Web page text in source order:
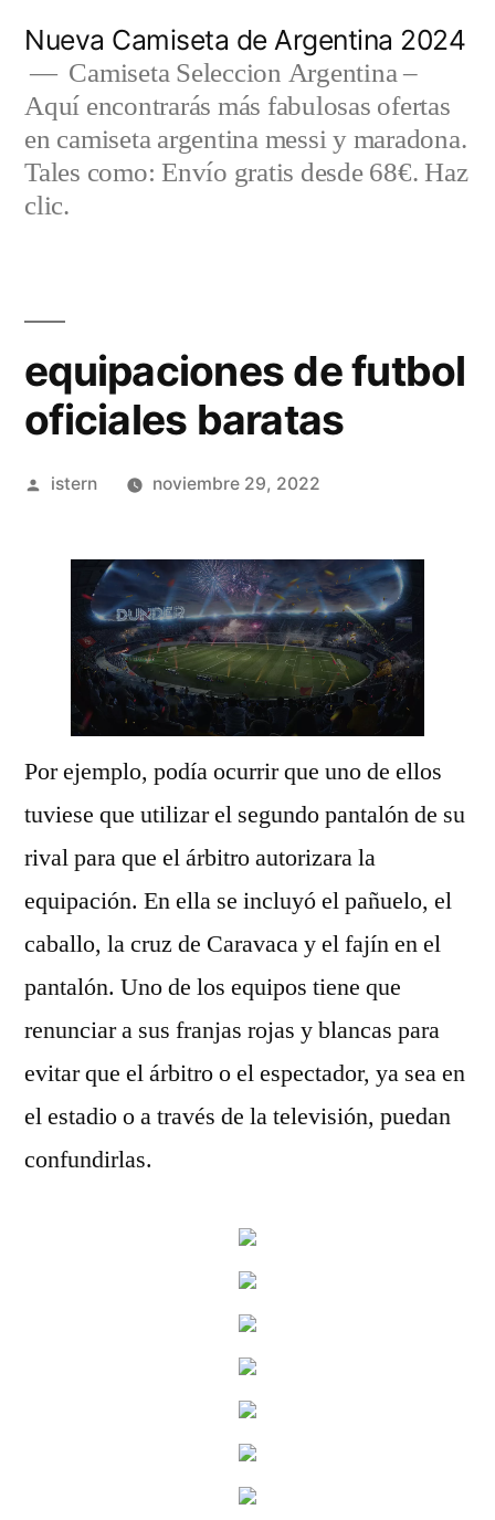
contenido
Nueva Camiseta de Argentina 2024
Camiseta Seleccion Argentina –
Aquí encontrarás más fabulosas ofertas
en camiseta argentina messi y maradona.
Tales como: Envío gratis desde 68€. Haz
clic.
equipaciones de futbol
oficiales baratas
Publicado
istern noviembre 29, 2022
Por ejemplo, podía ocurrir que uno de ellos
tuviese que utilizar el segundo pantalón de su
rival para que el árbitro autorizara la
equipación. En ella se incluyó el pañuelo, el
caballo, la cruz de Caravaca y el fajín en el
pantalón. Uno de los equipos tiene que
renunciar a sus franjas rojas y blancas para
evitar que el árbitro o el espectador, ya sea en
el estadio o a través de la televisión, puedan
confundirlas.